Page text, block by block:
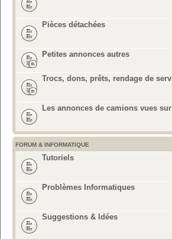
Pièces détachées
Petites annonces autres
Trocs, dons, prêts, rendage de
Les annonces de camions vues
FORUM & INFORMATIQUE
Tutoriels
Problèmes Informatiques
Suggestions & Idées